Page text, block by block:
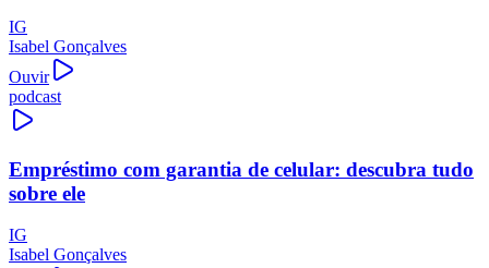
IG
Isabel Gonçalves
Ouvir
podcast
Empréstimo com garantia de celular: descubra tudo
sobre ele
IG
Isabel Gonçalves